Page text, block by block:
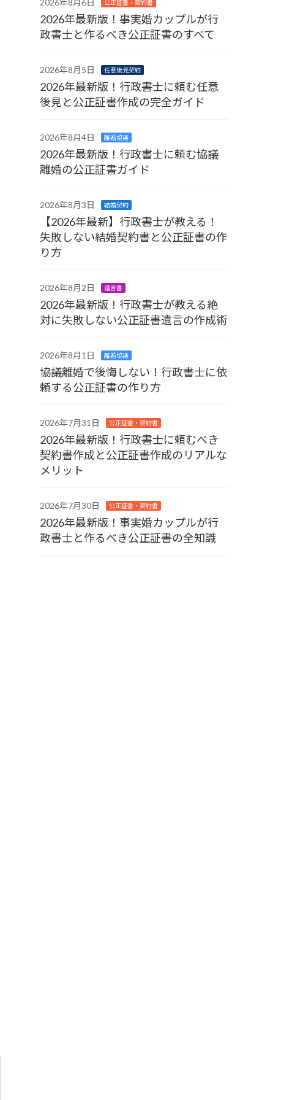
2026年8月6日 公正証書・契約書
2026年最新版！事実婚カップルが行
政書士と作るべき公正証書のすべて
2026年8月5日 任意後見契約
2026年最新版！行政書士に頼む任意
後見と公正証書作成の完全ガイド
2026年8月4日 離婚協議
2026年最新版！行政書士に頼む協議
離婚の公正証書ガイド
2026年8月3日 結婚契約
【2026年最新】行政書士が教える！
失敗しない結婚契約書と公正証書の作
り方
2026年8月2日 遺言書
2026年最新版！行政書士が教える絶
対に失敗しない公正証書遺言の作成術
2026年8月1日 離婚協議
協議離婚で後悔しない！行政書士に依
頼する公正証書の作り方
2026年7月31日 公正証書・契約書
2026年最新版！行政書士に頼むべき
契約書作成と公正証書作成のリアルな
メリット
2026年7月30日 公正証書・契約書
2026年最新版！事実婚カップルが行
政書士と作るべき公正証書の全知識